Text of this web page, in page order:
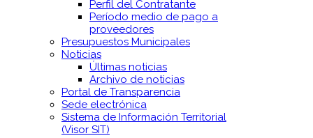
Perfil del Contratante
Período medio de pago a
proveedores
Presupuestos Municipales
Noticias
Últimas noticias
Archivo de noticias
Portal de Transparencia
Sede electrónica
Sistema de Información Territorial
(Visor SIT)